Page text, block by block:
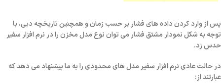
پس از وارد کردن داده های فشار بر حسب زمان و همچنین تاریخچه دبی، با
توجه به شکل نمودار مشتق فشار می توان نوع مدل مخزن را در نرم افزار سفیر
حدس زد.
در حالت عادی نرم افزار سفیر مدل های محدودی را به ما پیشنهاد می دهد که
عبارتند از: